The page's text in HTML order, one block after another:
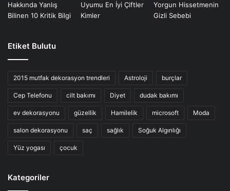
Etiket Bulutu
2015 mutfak dekorasyon trendleri Astroloji burçlar
Cep Telefonu cilt bakımı Diyet dudak bakımı
ev dekorasyonu güzellik Hamilelik microsoft Moda
salon dekorasyonu saç sağlık Soğuk Algınlığı
Yüz yogası çocuk
Kategoriler